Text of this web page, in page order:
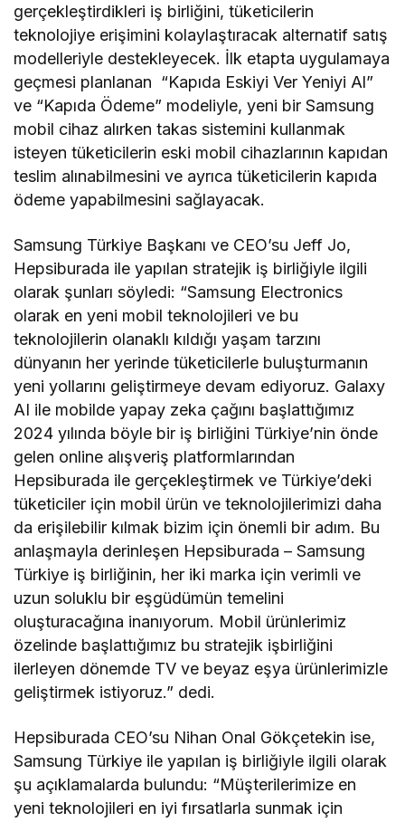
gerçekleştirdikleri iş birliğini, tüketicilerin
teknolojiye erişimini kolaylaştıracak alternatif satış
modelleriyle destekleyecek. İlk etapta uygulamaya
geçmesi planlanan “Kapıda Eskiyi Ver Yeniyi Al”
ve “Kapıda Ödeme” modeliyle, yeni bir Samsung
mobil cihaz alırken takas sistemini kullanmak
isteyen tüketicilerin eski mobil cihazlarının kapıdan
teslim alınabilmesini ve ayrıca tüketicilerin kapıda
ödeme yapabilmesini sağlayacak.
Samsung Türkiye Başkanı ve CEO’su Jeff Jo,
Hepsiburada ile yapılan stratejik iş birliğiyle ilgili
olarak şunları söyledi: “Samsung Electronics
olarak en yeni mobil teknolojileri ve bu
teknolojilerin olanaklı kıldığı yaşam tarzını
dünyanın her yerinde tüketicilerle buluşturmanın
yeni yollarını geliştirmeye devam ediyoruz. Galaxy
AI ile mobilde yapay zeka çağını başlattığımız
2024 yılında böyle bir iş birliğini Türkiye’nin önde
gelen online alışveriş platformlarından
Hepsiburada ile gerçekleştirmek ve Türkiye’deki
tüketiciler için mobil ürün ve teknolojilerimizi daha
da erişilebilir kılmak bizim için önemli bir adım. Bu
anlaşmayla derinleşen Hepsiburada – Samsung
Türkiye iş birliğinin, her iki marka için verimli ve
uzun soluklu bir eşgüdümün temelini
oluşturacağına inanıyorum. Mobil ürünlerimiz
özelinde başlattığımız bu stratejik işbirliğini
ilerleyen dönemde TV ve beyaz eşya ürünlerimizle
geliştirmek istiyoruz.” dedi.
Hepsiburada CEO’su Nihan Onal Gökçetekin ise,
Samsung Türkiye ile yapılan iş birliğiyle ilgili olarak
şu açıklamalarda bulundu: “Müşterilerimize en
yeni teknolojileri en iyi fırsatlarla sunmak için